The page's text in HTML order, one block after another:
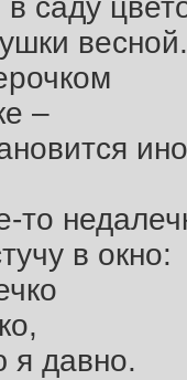
саду
весной.
–
то
в окно:
я давно.